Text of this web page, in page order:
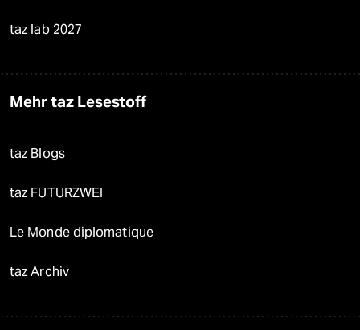
taz lab 2027
Mehr taz Lesestoff
taz Blogs
taz FUTURZWEI
Le Monde diplomatique
taz Archiv